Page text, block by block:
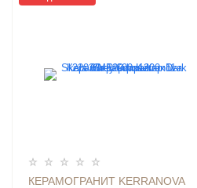
КЕРАМОГРАНИТ KERRANOVA